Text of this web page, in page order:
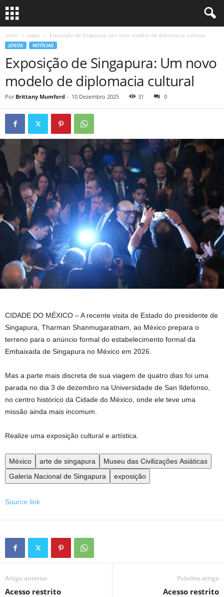
Início Jogos Exposição de Singapura: Um novo modelo de diplomacia cultural
JOGOS NOTÍCIAS
Exposição de Singapura: Um novo
modelo de diplomacia cultural
Por Brittany Mumford - 10 Dezembro 2025 31 0
CIDADE DO MÉXICO – A recente visita de Estado do presidente de
Singapura, Tharman Shanmugaratnam, ao México prepara o
terreno para o anúncio formal do estabelecimento formal da
Embaixada de Singapura no México em 2026.
Mas a parte mais discreta de sua viagem de quatro dias foi uma
parada no dia 3 de dezembro na Universidade de San Ildefonso,
no centro histórico da Cidade do México, onde ele teve uma
missão ainda mais incomum.
Realize uma exposição cultural e artística.
México arte de singapura
Museu das Civilizações Asiáticas
Galeria Nacional de Singapura
exposição
Source link
Artigo anterior
Acesso restrito
Próximo artigo
Acesso restrito